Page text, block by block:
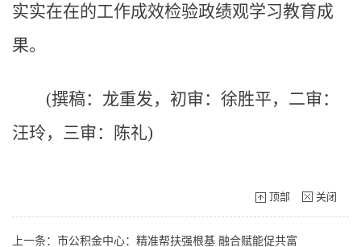
实实在在的工作成效检验政绩观学习教育成
果。
(撰稿：龙重发，初审：徐胜平，二审：
汪玲，三审：陈礼)
顶部 关闭
上一条：市公积金中心：精准帮扶强根基 融合赋能促共富